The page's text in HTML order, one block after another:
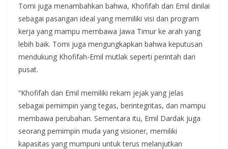
Tomi juga menambahkan bahwa, Khofifah dan Emil dinilai
sebagai pasangan ideal yang memiliki visi dan program
kerja yang mampu membawa Jawa Timur ke arah yang
lebih baik. Tomi juga mengungkapkan bahwa keputusan
mendukung Khofifah-Emil mutlak seperti perintah dari
pusat.
“Khofifah dan Emil memiliki rekam jejak yang jelas
sebagai pemimpin yang tegas, berintegritas, dan mampu
membawa perubahan. Sementara itu, Emil Dardak juga
seorang pemimpin muda yang visioner, memiliki
kapasitas yang mumpuni untuk terus melanjutkan